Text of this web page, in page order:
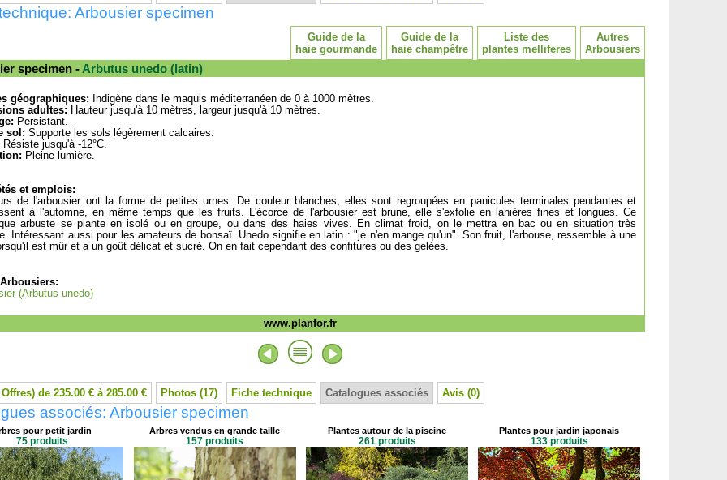
Arbousier specimen
Autres
Arbousiers
Liste des
plantes melliferes
Guide de la
haie champêtre
Guide de la
haie gourmande
specimen - Arbutus unedo (latin)
géographiques: Indigène dans le maquis méditerranéen de 0 à 1000 mètres.
adultes: Hauteur jusqu'à 10 mètres, largeur jusqu'à 10 mètres.
Persistant.
sol: Supporte les sols légèrement calcaires.
Résiste jusqu'à -12°C.
Pleine lumière.
et emplois:
de l'arbousier ont la forme de petites urnes. De couleur blanches, elles sont regroupées en panicules terminales pendantes et
à l'automne, en même temps que les fruits. L'écorce de l'arbousier est brune, elle s'exfolie en lanières fines et longues. Ce
arbuste se plante en isolé ou en groupe, ou dans des haies vives. En climat froid, on le mettra en bac ou en situation très
Intéressant aussi pour les amateurs de bonsaï. Unedo signifie en latin : "je n'en mange qu'un". Son fruit, l'arbouse, ressemble à une
est mûr et a un goût délicat et sucré. On en fait cependant des confitures ou des gelées.
(Arbutus unedo)
www.planfor.fr
de 235.00 € à 285.00 € Photos (17) Fiche technique Catalogues associés Avis (0)
associés: Arbousier specimen
pour petit jardin
75 produits
Arbres vendus en grande taille
157 produits
Plantes autour de la piscine
261 produits
Plantes pour jardin japonais
133 produits